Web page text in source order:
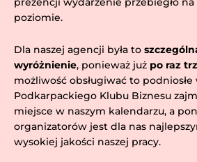
poziomie.
Dla naszej agencji była to
wyróżnienie, ponieważ już po raz
możliwość obsługiwać to podniosłe
Podkarpackiego Klubu Biznesu
miejsce w naszym kalendarzu, a
organizatorów jest dla nas
wysokiej jakości naszej pracy.